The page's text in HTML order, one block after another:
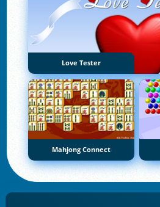
Love Tester
Mahjong Connect